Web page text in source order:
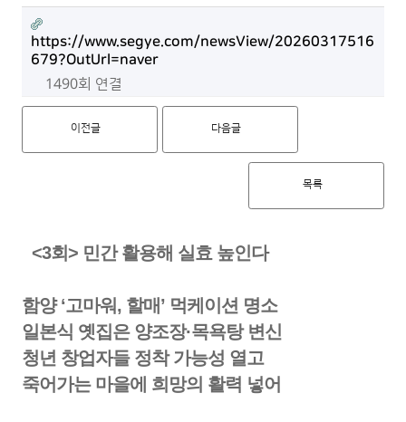
https://www.segye.com/newsView/20260317516
679?OutUrl=naver
1490회 연결
이전글 다음글
목록
<3회> 민간 활용해 실효 높인다
함양 ‘고마워, 할매’ 먹케이션 명소
일본식 옛집은 양조장·목욕탕 변신
청년 창업자들 정착 가능성 열고
죽어가는 마을에 희망의 활력 넣어